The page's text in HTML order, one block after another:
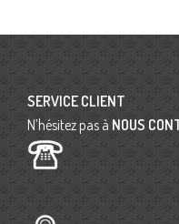
SERVICE CLIENT
N’hésitez pas à NOUS